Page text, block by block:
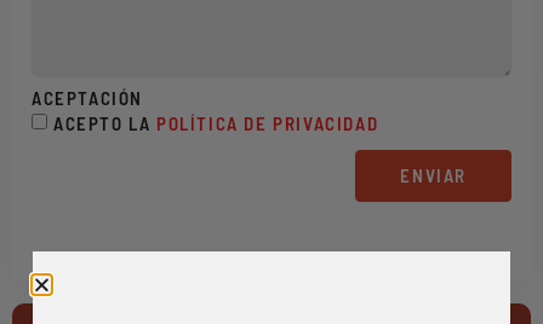
ACEPTACIÓN
ACEPTO LA POLÍTICA DE PRIVACIDAD
ENVIAR